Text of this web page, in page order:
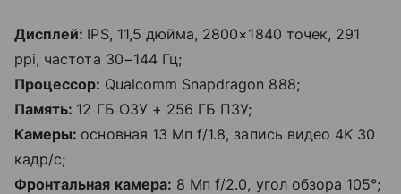
Дисплей: IPS, 11,5 дюйма, 2800×1840 точек, 291
ppi, частота 30−144 Гц;
Процессор: Qualcomm Snapdragon 888;
Память: 12 ГБ ОЗУ + 256 ГБ ПЗУ;
Камеры: основная 13 Мп f/1.8, запись видео 4K 30
кадр/с;
Фронтальная камера: 8 Мп f/2.0, угол обзора 105°;